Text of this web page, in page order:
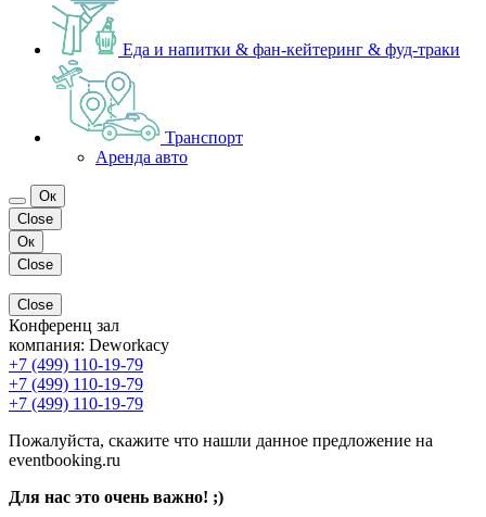
Еда и напитки & фан-кейтеринг & фуд-траки
Транспорт
Аренда авто
Ок
Close
Ок
Close
Close
Конференц зал
компания: Deworkacy
+7 (499) 110-19-79
+7 (499) 110-19-79
+7 (499) 110-19-79
Пожалуйста, скажите что нашли данное предложение на
eventbooking.ru
Для нас это очень важно! ;)